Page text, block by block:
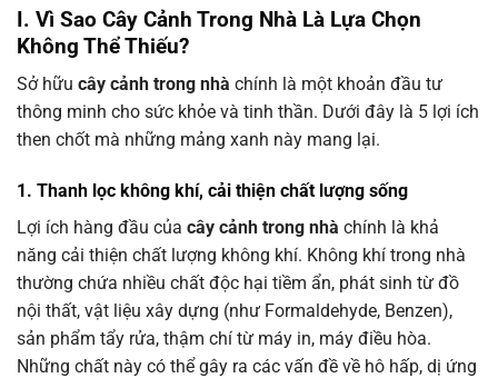
I. Vì Sao Cây Cảnh Trong Nhà Là Lựa Chọn
Không Thể Thiếu?
Sở hữu cây cảnh trong nhà chính là một khoản đầu tư
thông minh cho sức khỏe và tinh thần. Dưới đây là 5 lợi ích
then chốt mà những mảng xanh này mang lại.
1. Thanh lọc không khí, cải thiện chất lượng sống
Lợi ích hàng đầu của cây cảnh trong nhà chính là khả
năng cải thiện chất lượng không khí. Không khí trong nhà
thường chứa nhiều chất độc hại tiềm ẩn, phát sinh từ đồ
nội thất, vật liệu xây dựng (như Formaldehyde, Benzen),
sản phẩm tẩy rửa, thậm chí từ máy in, máy điều hòa.
Những chất này có thể gây ra các vấn đề về hô hấp, dị ứng